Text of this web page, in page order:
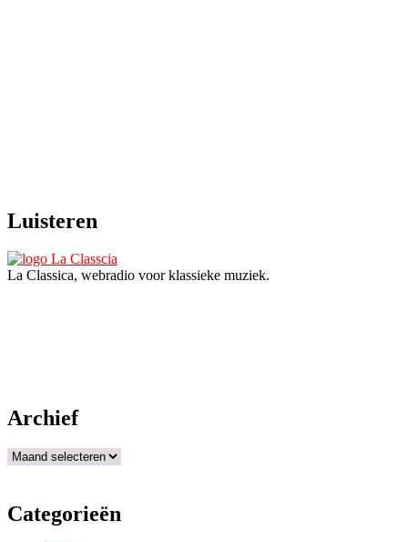
Luisteren
La Classica, webradio voor klassieke muziek.
Archief
Archief
Categorieën